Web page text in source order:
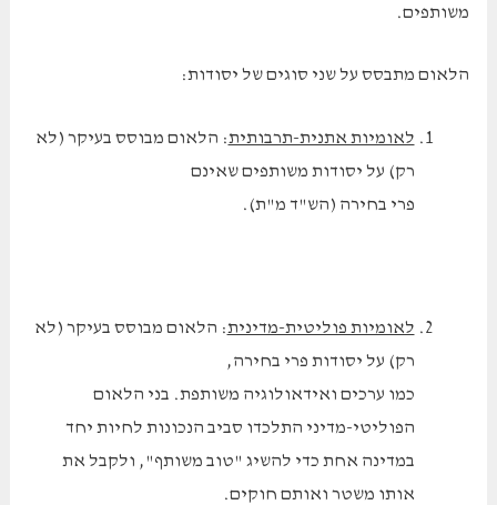
משותפים.
הלאום מתבסס על שני סוגים של יסודות:
לאומיות אתנית-תרבותית: הלאום מבוסס בעיקר (לא
רק) על יסודות משותפים שאינם
פרי בחירה (הש"ד מ"ת).
לאומיות פוליטית-מדינית: הלאום מבוסס בעיקר (לא
רק) על יסודות פרי בחירה,
כמו ערכים ואידאולוגיה משותפת. בני הלאום
הפוליטי-מדיני התלכדו סביב הנכונות לחיות יחד
במדינה אחת כדי להשיג "טוב משותף", ולקבל את
אותו משטר ואותם חוקים.